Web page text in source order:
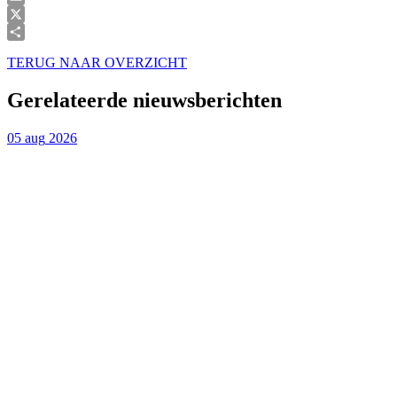
TERUG NAAR OVERZICHT
Gerelateerde nieuwsberichten
05 aug 2026